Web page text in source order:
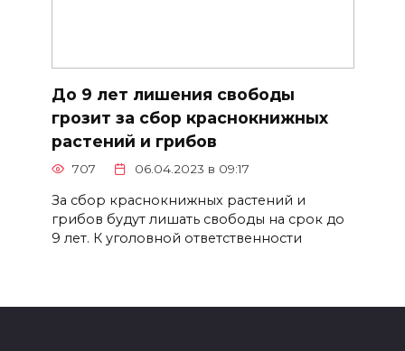
До 9 лет лишения свободы
грозит за сбор краснокнижных
растений и грибов
707 06.04.2023 в 09:17
За сбор краснокнижных растений и
грибов будут лишать свободы на срок до
9 лет. К уголовной ответственности